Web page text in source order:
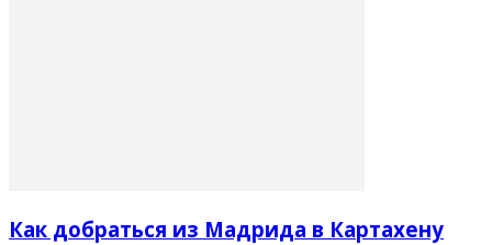
Как добраться из Мадрида в Картахену